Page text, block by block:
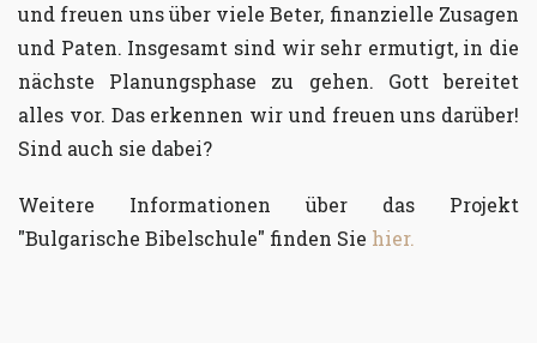
und freuen uns über viele Beter, finanzielle Zusagen
und Paten. Insgesamt sind wir sehr ermutigt, in die
nächste Planungsphase zu gehen. Gott bereitet
alles vor. Das erkennen wir und freuen uns darüber!
Sind auch sie dabei?
Weitere Informationen über das Projekt
"Bulgarische Bibelschule" finden Sie hier.